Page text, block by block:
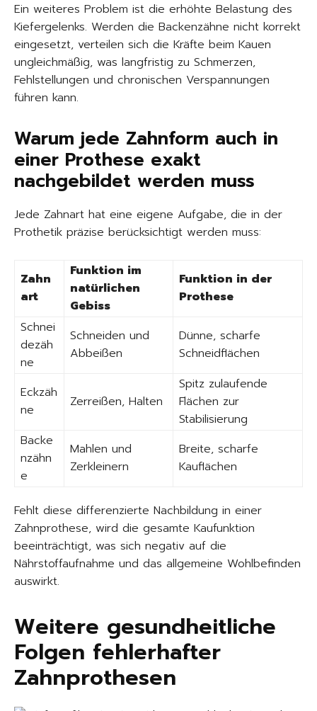
Ein weiteres Problem ist die erhöhte Belastung des
Kiefergelenks. Werden die Backenzähne nicht korrekt
eingesetzt, verteilen sich die Kräfte beim Kauen
ungleichmäßig, was langfristig zu Schmerzen,
Fehlstellungen und chronischen Verspannungen
führen kann.
Warum jede Zahnform auch in
einer Prothese exakt
nachgebildet werden muss
Jede Zahnart hat eine eigene Aufgabe, die in der
Prothetik präzise berücksichtigt werden muss:
Zahn
art
Funktion im
natürlichen
Gebiss
Funktion in der
Prothese
Schnei
dezäh
ne
Schneiden und
Abbeißen
Dünne, scharfe
Schneidflächen
Eckzäh
ne
Zerreißen, Halten
Spitz zulaufende
Flächen zur
Stabilisierung
Backe
nzähn
e
Mahlen und
Zerkleinern
Breite, scharfe
Kauflächen
Fehlt diese differenzierte Nachbildung in einer
Zahnprothese, wird die gesamte Kaufunktion
beeinträchtigt, was sich negativ auf die
Nährstoffaufnahme und das allgemeine Wohlbefinden
auswirkt.
Weitere gesundheitliche
Folgen fehlerhafter
Zahnprothesen